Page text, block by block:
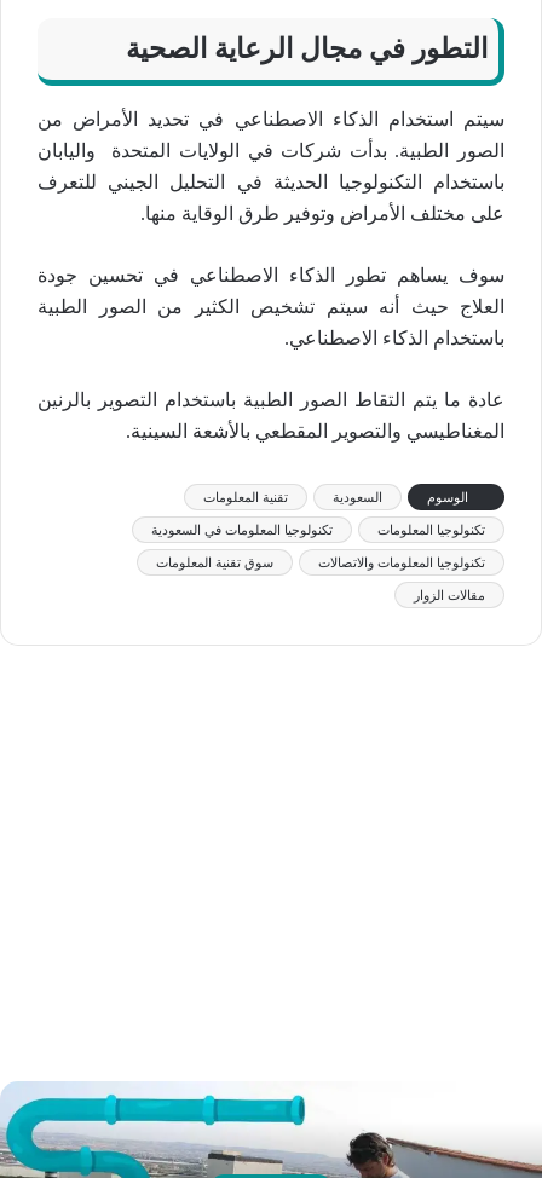
التطور في مجال الرعاية الصحية
سيتم استخدام الذكاء الاصطناعي في تحديد الأمراض من
الصور الطبية. بدأت شركات في الولايات المتحدة واليابان
باستخدام التكنولوجيا الحديثة في التحليل الجيني للتعرف
على مختلف الأمراض وتوفير طرق الوقاية منها.
سوف يساهم تطور الذكاء الاصطناعي في تحسين جودة
العلاج حيث أنه سيتم تشخيص الكثير من الصور الطبية
باستخدام الذكاء الاصطناعي.
عادة ما يتم التقاط الصور الطبية باستخدام التصوير بالرنين
المغناطيسي والتصوير المقطعي بالأشعة السينية.
الوسوم السعودية تقنية المعلومات
تكنولوجيا المعلومات تكنولوجيا المعلومات في السعودية
تكنولوجيا المعلومات والاتصالات سوق تقنية المعلومات
مقالات الزوار